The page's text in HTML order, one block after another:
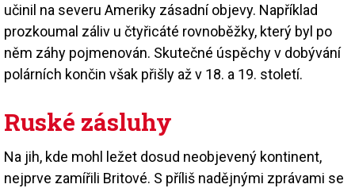
učinil na severu Ameriky zásadní objevy. Například
prozkoumal záliv u čtyřicáté rovnoběžky, který byl po
něm záhy pojmenován. Skutečné úspěchy v dobývání
polárních končin však přišly až v 18. a 19. století.
Ruské zásluhy
Na jih, kde mohl ležet dosud neobjevený kontinent,
nejprve zamířili Britové. S příliš nadějnými zprávami se